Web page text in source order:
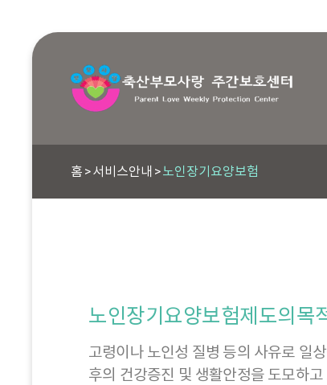
홈 서비스안내 노인장기요양보험
노인장기요양보험제도의목
고령이나 노인성 질병 등의 사유로 일
후의 건강증진 및 생활안정을 도모하